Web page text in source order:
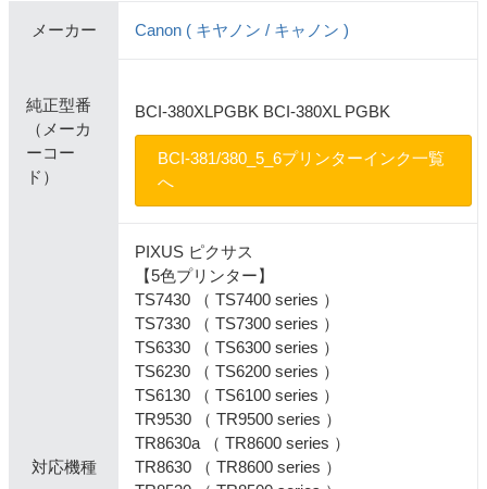
メーカー Canon ( キヤノン / キャノン )
純正型番
（メーカ
ーコー
ド）
BCI-380XLPGBK BCI-380XL PGBK
BCI-381/380_5_6プリンターインク一覧
へ
対応機種
PIXUS ピクサス
【5色プリンター】
TS7430 （ TS7400 series ）
TS7330 （ TS7300 series ）
TS6330 （ TS6300 series ）
TS6230 （ TS6200 series ）
TS6130 （ TS6100 series ）
TR9530 （ TR9500 series ）
TR8630a （ TR8600 series ）
TR8630 （ TR8600 series ）